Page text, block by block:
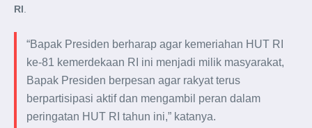
RI.
“Bapak Presiden berharap agar kemeriahan HUT RI
ke-81 kemerdekaan RI ini menjadi milik masyarakat,
Bapak Presiden berpesan agar rakyat terus
berpartisipasi aktif dan mengambil peran dalam
peringatan HUT RI tahun ini,” katanya.